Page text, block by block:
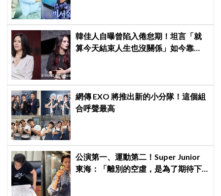
韓佳人自曝曾陷入倦怠期！坦言「就
算今天結束人生也沒關係」如今靠
網傳 EXO 將推出新的小分隊！這個組
合呼聲最高
公演第一、運動第二！Super Junior
東海：「離別的空虛，是為了期待下